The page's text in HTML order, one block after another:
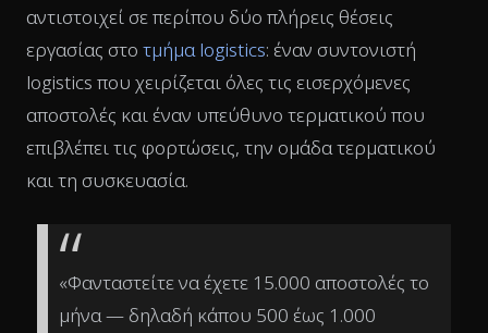
αντιστοιχεί σε περίπου δύο πλήρεις θέσεις
εργασίας στο τμήμα logistics: έναν συντονιστή
logistics που χειρίζεται όλες τις εισερχόμενες
αποστολές και έναν υπεύθυνο τερματικού που
επιβλέπει τις φορτώσεις, την ομάδα τερματικού
και τη συσκευασία.
«Φανταστείτε να έχετε 15.000 αποστολές το
μήνα — δηλαδή κάπου 500 έως 1.000